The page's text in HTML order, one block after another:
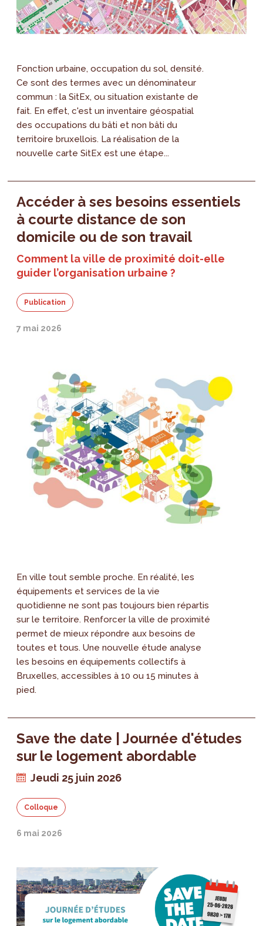
Fonction urbaine, occupation du sol, densité.
Ce sont des termes avec un dénominateur
commun : la SitEx, ou situation existante de
fait. En effet, c'est un inventaire géospatial
des occupations du bâti et non bâti du
territoire bruxellois. La réalisation de la
nouvelle carte SitEx est une étape...
Accéder à ses besoins essentiels
à courte distance de son
domicile ou de son travail
Comment la ville de proximité doit-elle
guider l’organisation urbaine ?
Publication
7 mai 2026
En ville tout semble proche. En réalité, les
équipements et services de la vie
quotidienne ne sont pas toujours bien répartis
sur le territoire. Renforcer la ville de proximité
permet de mieux répondre aux besoins de
toutes et tous. Une nouvelle étude analyse
les besoins en équipements collectifs à
Bruxelles, accessibles à 10 ou 15 minutes à
pied.
Save the date | Journée d'études
sur le logement abordable
Jeudi 25 juin 2026
Colloque
6 mai 2026